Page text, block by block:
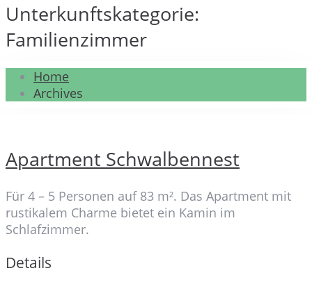
Unterkunftskategorie:
Familienzimmer
Home
Archives
Apartment Schwalbennest
Für 4 – 5 Personen auf 83 m². Das Apartment mit
rustikalem Charme bietet ein Kamin im
Schlafzimmer.
Details